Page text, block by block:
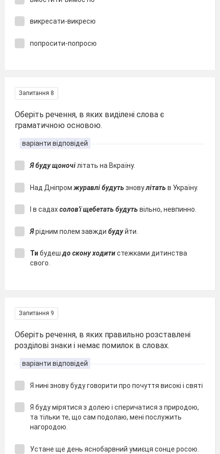
викресати-викресю
попросити-попросю
Запитання 8
Оберіть речення, в яких виділені слова є
граматичною основою.
варіанти відповідей
Я буду щоночілітать на Вкраїну.
Над Дніпром журавлі будуть зновулітать в Україну.
І в садахсолов'ї щебетать будуть вільно, невпинно.
Ярідним полем завжди будуйти.
Ти будешдо скону ходитистежками дитинства
свого.
Запитання 9
Оберіть речення, в яких правильно розставлені
розділові знаки і немає помилок в словах.
варіанти відповідей
Я нині знову буду говорити про почуття високі і святі
Я буду мірятися з долею і сперичатися з природою,
та тільки те, що сам подолаю, мені послужить
нагородою.
Устане ще день яснобарвний умиєця сонце росою.